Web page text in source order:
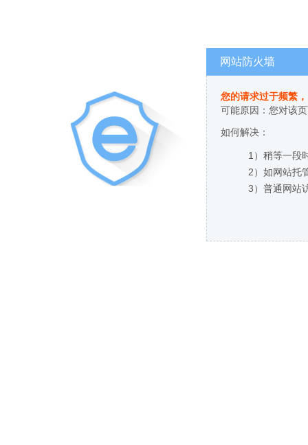
网站防火墙
您的请求过于频繁
可能原因：您对该
如何解决：
1）稍等一段
2）如网站托
3）普通网站